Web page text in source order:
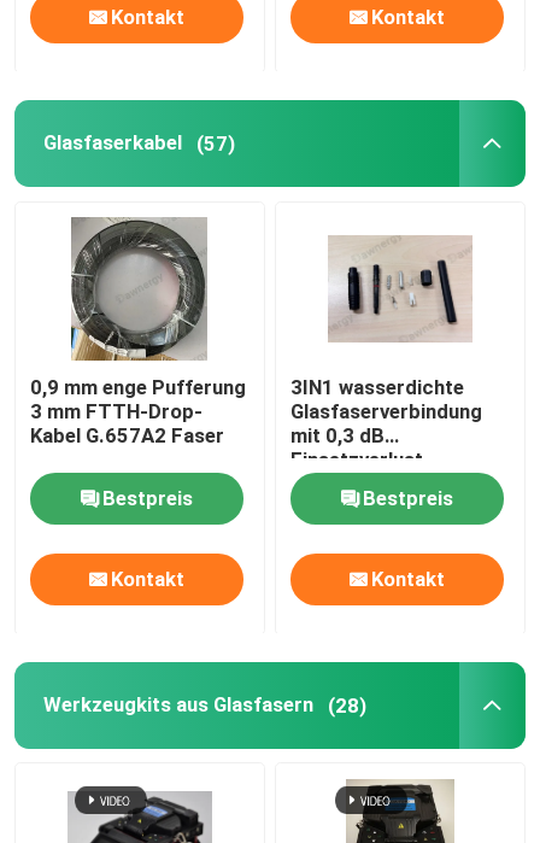
Nachrichten
Fälle
Fordern Sie ein Zitat
Faser-passive Optikkomponenten
Aktivkomponenten für Glasfasern
Fiberoptisches Managementsystem
Testgeräte für Glasfaser
FTTx-Netzwerklösungen
Kontakt Kontakt
Glasfaserkabel (57)
0,9 mm enge Pufferung
3 mm FTTH-Drop-
Kabel G.657A2 Faser
Bestpreis
Kontakt
3IN1 wasserdichte
Glasfaserverbindung
mit 0,3 dB
Einsetzverlust
Bestpreis
Kontakt
Werkzeugkits aus Glasfasern (28)